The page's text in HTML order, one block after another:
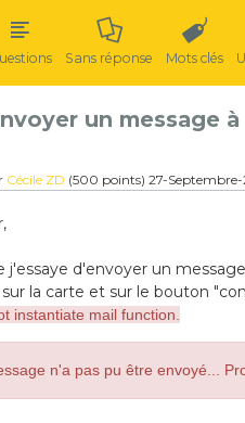
Sans réponse Mots clés
un message
Cécile ZD (500 points) 27-Septembre-
j'essaye d'envoyer un
sur la carte et sur le bouton
instantiate mail function.
n'a pas pu être envoyé...